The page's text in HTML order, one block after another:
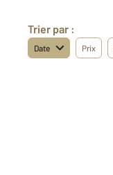
Trier par :
Date Prix